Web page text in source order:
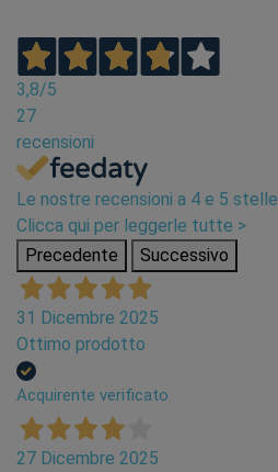
3,8/5
27
recensioni
Le nostre recensioni a 4 e 5 stelle.
Clicca qui per leggerle tutte >
Precedente
Successivo
31 Dicembre 2025
Ottimo prodotto
Acquirente verificato
27 Dicembre 2025